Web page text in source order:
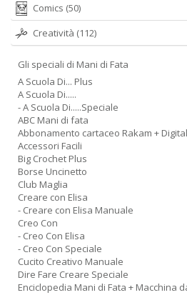
Comics (50)
Creatività (112)
Gli speciali di Mani di Fata
A Scuola Di... Plus
A Scuola Di.....
- A Scuola Di.....Speciale
ABC Mani di fata
Abbonamento cartaceo Rakam +
Accessori Facili
Big Crochet Plus
Borse Uncinetto
Club Maglia
Creare con Elisa
- Creare con Elisa Manuale
Creo Con
- Creo Con Elisa
- Creo Con Speciale
Cucito Creativo Manuale
Dire Fare Creare Speciale
Enciclopedia Mani di Fata + Macchina